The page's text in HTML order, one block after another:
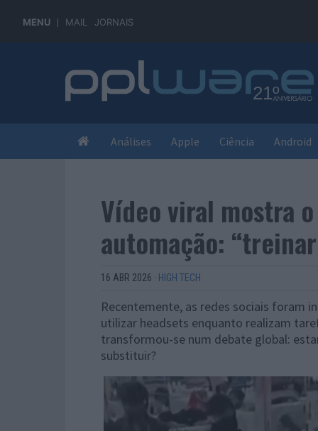
MENU MAIL JORNAIS
Análises Apple Ciência Android
Vídeo viral mostra
automação:
16 ABR 2026 · HIGH TECH
Recentemente, as redes sociais foram
utilizar headsets enquanto realizam
transformou-se num debate global:
substituir?